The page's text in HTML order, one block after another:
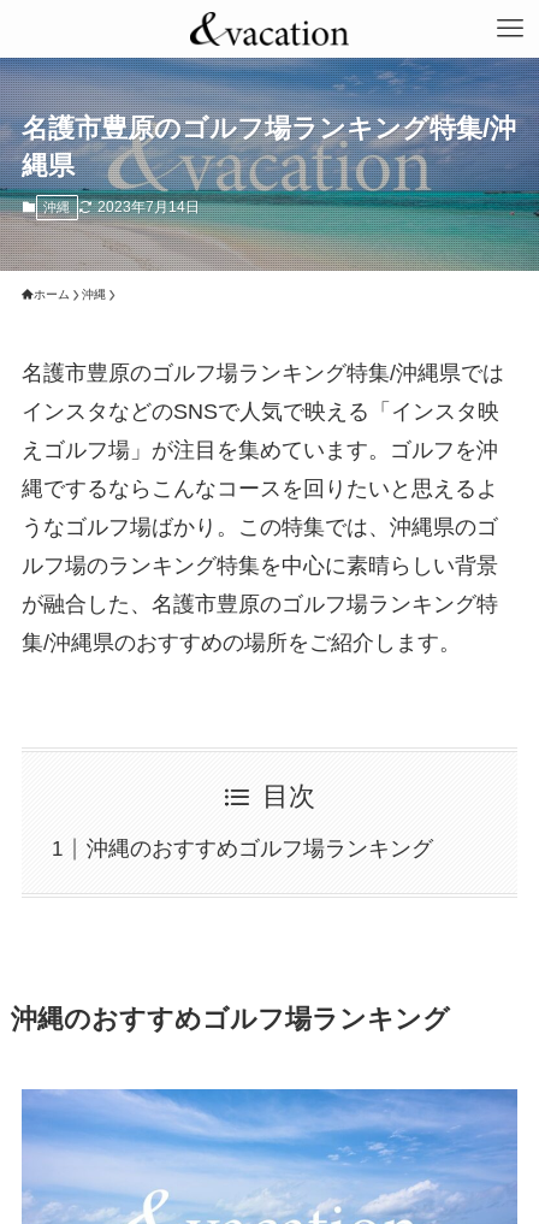
名護市豊原のゴルフ場ランキング特集/沖
縄県
沖縄 2023年7月14日
ホーム 沖縄
名護市豊原のゴルフ場ランキング特集/沖縄県では
インスタなどのSNSで人気で映える「インスタ映
えゴルフ場」が注目を集めています。ゴルフを沖
縄でするならこんなコースを回りたいと思えるよ
うなゴルフ場ばかり。この特集では、沖縄県のゴ
ルフ場のランキング特集を中心に素晴らしい背景
が融合した、名護市豊原のゴルフ場ランキング特
集/沖縄県のおすすめの場所をご紹介します。
目次
沖縄のおすすめゴルフ場ランキング
沖縄のおすすめゴルフ場ランキング